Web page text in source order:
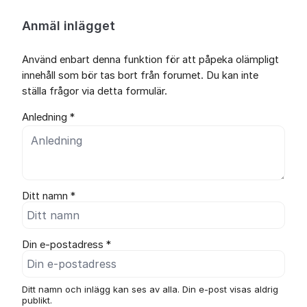
Anmäl inlägget
Använd enbart denna funktion för att påpeka olämpligt
innehåll som bör tas bort från forumet. Du kan inte
ställa frågor via detta formulär.
Anledning *
Ditt namn *
Din e-postadress *
Ditt namn och inlägg kan ses av alla. Din e-post visas aldrig
publikt.